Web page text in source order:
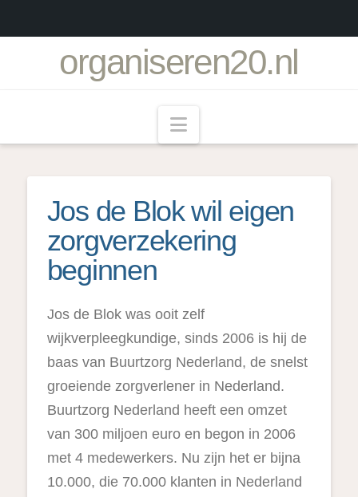
organiseren20.nl
Navigation
Jos de Blok wil eigen
zorgverzekering
beginnen
Jos de Blok was ooit zelf
wijkverpleegkundige, sinds 2006 is hij de
baas van Buurtzorg Nederland, de snelst
groeiende zorgverlener in Nederland.
Buurtzorg Nederland heeft een omzet
van 300 miljoen euro en begon in 2006
met 4 medewerkers. Nu zijn het er bijna
10.000, die 70.000 klanten in Nederland